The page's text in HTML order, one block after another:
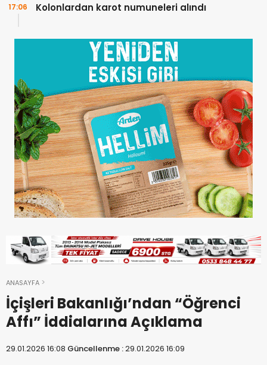
Kolonlardan karot numuneleri alındı
17:06
ANASAYFA
İçişleri Bakanlığı’ndan “Öğrenci
Affı” İddialarına Açıklama
29.01.2026 16:08 Güncellenme :29.01.2026 16:09